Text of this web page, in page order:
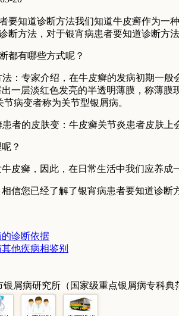
知道诊断方法我们知道牛皮癣作为一种
断方法，对于银宵病患者要知道诊断方
有哪些方式呢？
专家介绍，在牛皮癣的发病初期一般
一层淡红色发亮的半透明薄膜，称薄
病变者称为关节型银屑病。
的皮肤变：牛皮癣关节炎患者皮肤上
？
癣，因此，在日常生活中我们应养成
您已经了解了银宵病患者要知道诊断
诊断依据
他疾病相鉴别
银屑病研究所（国家级重点银屑病专科